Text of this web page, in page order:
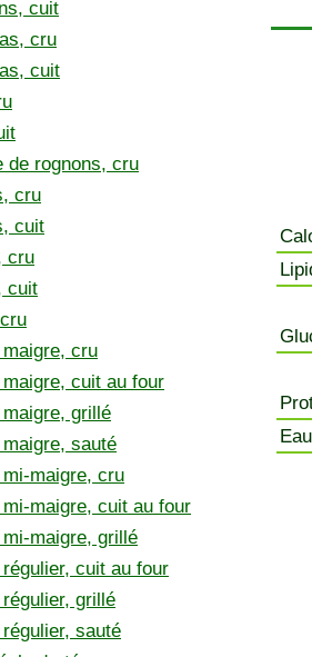
cuit
cru
cuit
de rognons, cru
cru
cuit
cru
cuit
cru
cuit au four
grillé
sauté
maigre, cru
maigre, cuit au four
maigre, grillé
cuit au four
grillé
sauté